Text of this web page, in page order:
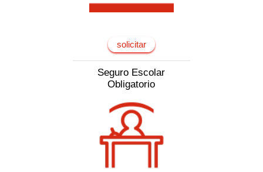
solicitar
Seguro Escolar
Obligatorio